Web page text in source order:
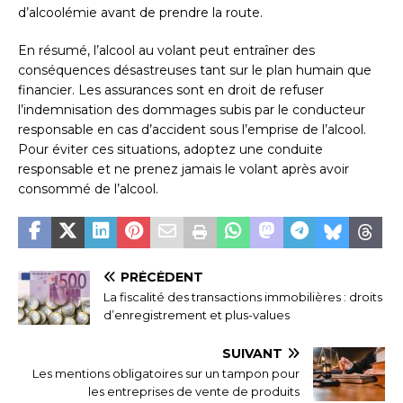
d’alcoolémie avant de prendre la route.
En résumé, l’alcool au volant peut entraîner des
conséquences désastreuses tant sur le plan humain que
financier. Les assurances sont en droit de refuser
l’indemnisation des dommages subis par le conducteur
responsable en cas d’accident sous l’emprise de l’alcool.
Pour éviter ces situations, adoptez une conduite
responsable et ne prenez jamais le volant après avoir
consommé de l’alcool.
PRÉCÉDENT
La fiscalité des transactions immobilières : droits
d’enregistrement et plus-values
SUIVANT
Les mentions obligatoires sur un tampon pour
les entreprises de vente de produits